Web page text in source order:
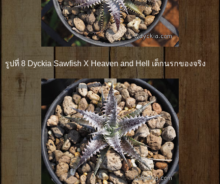
รูปที่ 8 Dyckia Sawfish X Heaven and Hell เด็กนรกของจริง